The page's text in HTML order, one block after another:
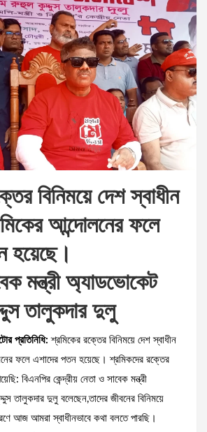
বিনিময়ে দেশ স্বাধীন
আন্দোলনের ফলে
হয়েছে।
মন্ত্রী অ্যাডভোকেট
তালুকদার দুলু
প্রতিনিধি:শ্রমিকের রক্তের বিনিময়ে দেশ স্বাধীন
ফলে এশাদের পতন হয়েছে। শ্রমিকদের রক্তের
বিএনপির কেন্দ্রীয় নেতা ও সাবেক মন্ত্রী
তালুকদার দুলু বলেছেন,তাদের জীবনের বিনিময়ে
আজ আমরা স্বাধীনভাবে কথা বলতে পারছি।